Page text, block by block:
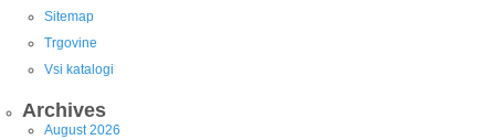
Sitemap
Trgovine
Vsi katalogi
Archives
August 2026